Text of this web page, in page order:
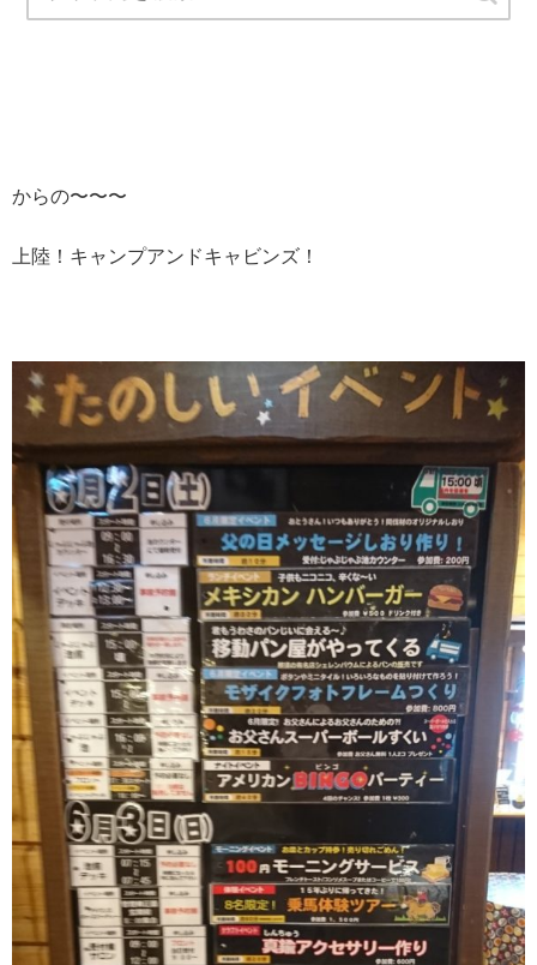
からの〜〜〜
上陸！キャンプアンドキャビンズ！